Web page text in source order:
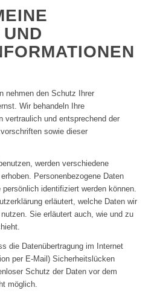
nehmen den Schutz Ihrer
Wir behandeln Ihre
vertraulich und entsprechend der
sowie dieser
werden verschiedene
Personenbezogene Daten
identifiziert werden können.
erläutert, welche Daten wir
Sie erläutert auch, wie und zu
die Datenübertragung im Internet
per E-Mail) Sicherheitslücken
Schutz der Daten vor dem
möglich.